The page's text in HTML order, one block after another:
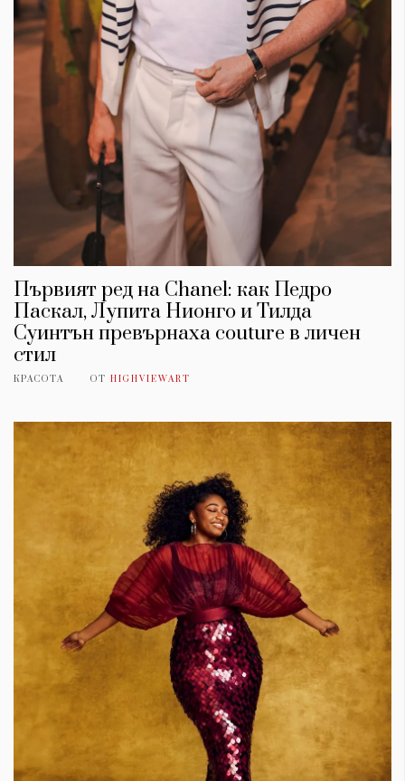
Първият ред на Chanel: как Педро
Паскал, Лупита Нионго и Тилда
Суинтън превърнаха couture в личен
стил
КРАСОТА ОТ HIGHVIEWART